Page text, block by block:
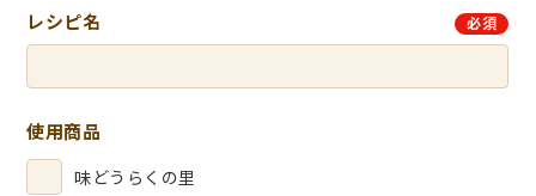
レシピ名 必須
使用商品
味どうらくの里